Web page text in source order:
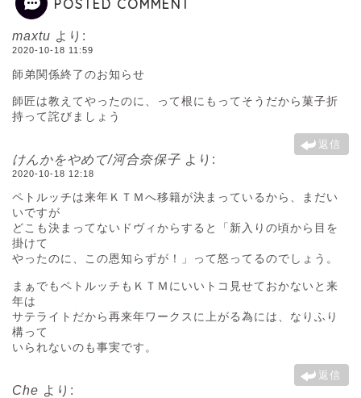
POSTED COMMENT
maxtu より:
2020-10-18 11:59
師弟関係終了のお知らせ
師匠は教えてやったのに、って根にもってそうだから菓子折
持って詫びましょう
返信
けんかをやめて/河合奈保子 より:
2020-10-18 12:18
ペトルッチは来年ＫＴＭへ移籍が決まっているから、まだい
いですが
どこも決まってないドヴィからすると「新入りの頃から目を
掛けて
やったのに、この恩知らずが！」って怒ってるのでしょう。
まぁでもペトルッチもＫＴＭにいいトコ見せておかないと来
年は
サテライトだから再来年ワークスに上がる為には、なりふり
構って
いられないのも事実です。
返信
Che より: